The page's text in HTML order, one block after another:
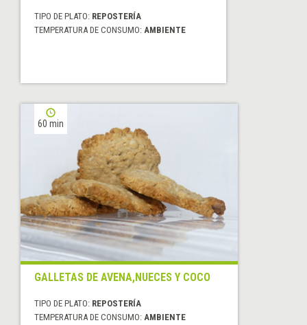
TIPO DE PLATO: REPOSTERÍA
TEMPERATURA DE CONSUMO: AMBIENTE
60 min
GALLETAS DE AVENA,NUECES Y COCO
TIPO DE PLATO: REPOSTERÍA
TEMPERATURA DE CONSUMO: AMBIENTE